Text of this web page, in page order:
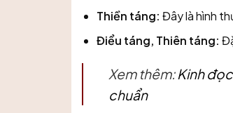
Thiền táng: Đây là hình
Điểu táng, Thiên táng:
Xem thêm:Kinh
chuẩn